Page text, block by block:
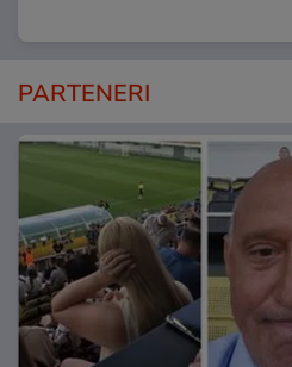
PARTENERI